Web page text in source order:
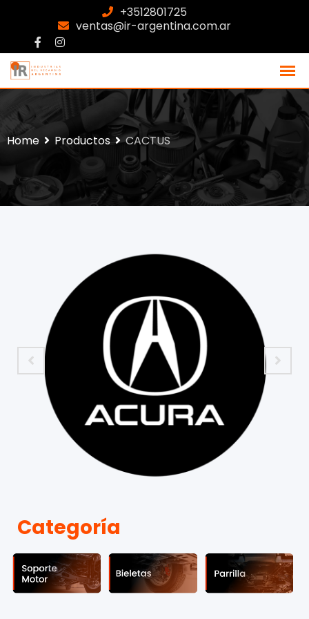
+3512801725
ventas@ir-argentina.com.ar
Home Productos CACTUS
Categoría